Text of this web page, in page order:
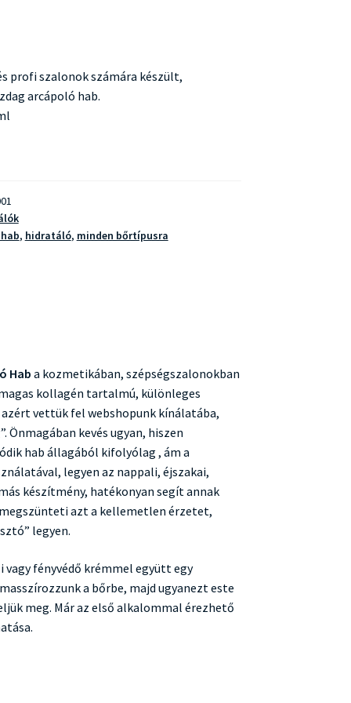
profi szalonok számára készült,
arcápoló hab.
, hidratáló, minden bőrtípusra
Hab a kozmetikában, szépségszalonokban
kollagén tartalmú, különleges
vettük fel webshopunk kínálatába,
Önmagában kevés ugyan, hiszen
hab állagából kifolyólag , ám a
legyen az nappali, éjszakai,
készítmény, hatékonyan segít annak
azt a kellemetlen érzetet,
legyen.
vagy fényvédő krémmel együtt egy
a bőrbe, majd ugyanezt este
meg. Már az első alkalommal érezhető